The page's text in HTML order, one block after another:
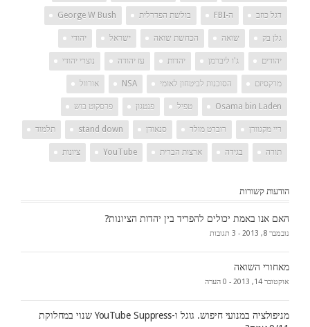
דגל כוזב ה-FBI בולשת הפדרלית George W Bush
גלן בק שואה הכחשת שואה ישראל יהודי
יהודים ג'ו ליברמן יהדות עז יהודה נוצרי יהודי
מרקסיזם הסוכנות לביטחון לאומי NSA אורוול
Osama bin Laden טפיל פנטגון פרסקוט בוש
ריי מקגוורן רוברט מולר סנאודן stand down תלמוד
תורה בגידה ארצות הברית YouTube ציונות
הודעות קשורות
האם אנו באמת יכולים להפריד בין יהדות הציונות?
נובמבר 8, 2013 - 3 תגובות
מאחורי השואה
אוקטובר 14, 2013 - 0 הערה
מניפולציה במנועי חיפוש. גוגל ו-YouTube Suppress שנוי במחלוקת